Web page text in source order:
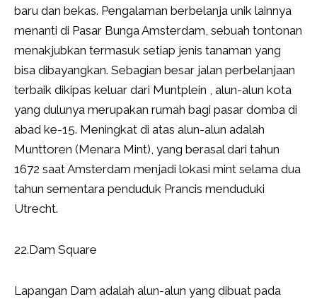
baru dan bekas. Pengalaman berbelanja unik lainnya
menanti di Pasar Bunga Amsterdam, sebuah tontonan
menakjubkan termasuk setiap jenis tanaman yang
bisa dibayangkan. Sebagian besar jalan perbelanjaan
terbaik dikipas keluar dari Muntplein , alun-alun kota
yang dulunya merupakan rumah bagi pasar domba di
abad ke-15. Meningkat di atas alun-alun adalah
Munttoren (Menara Mint), yang berasal dari tahun
1672 saat Amsterdam menjadi lokasi mint selama dua
tahun sementara penduduk Prancis menduduki
Utrecht.
22.Dam Square
Lapangan Dam adalah alun-alun yang dibuat pada